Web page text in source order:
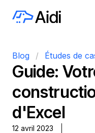
Blog / Études de
Guide:
d'Excel
12 avril 2023